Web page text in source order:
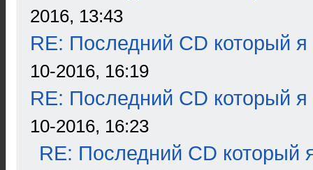
2016, 13:43
RE: Последний CD который я
10-2016, 16:19
RE: Последний CD который я
10-2016, 16:23
RE: Последний CD который